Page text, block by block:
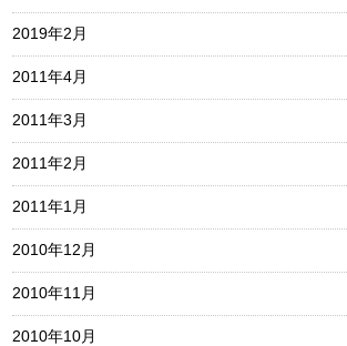
2019年2月
2011年4月
2011年3月
2011年2月
2011年1月
2010年12月
2010年11月
2010年10月